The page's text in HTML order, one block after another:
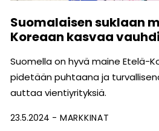
Suomalaisen suklaan
Koreaan kasvaa
Suomella on hyvä maine Etelä-
pidetään puhtaana ja
auttaa vientiyrityksiä.
23.5.2024 MARKKINAT